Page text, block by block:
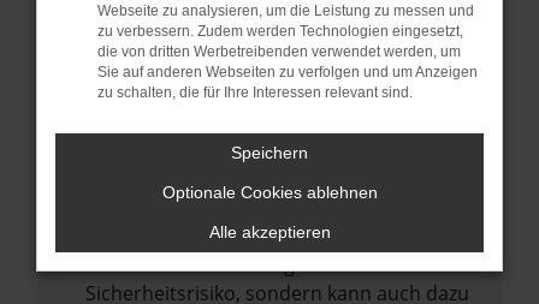
anderen Browser oder in einem privaten
Fenster?
Starte dein Gerät neu.
vorübergehende Probleme zu beheben.
Betriebssystem auf dem neuesten Stand
Veraltete Software birgt nicht nur ein
Sicherheitsrisiko, sondern kann auch dazu
Webseite zu analysieren, um die Leistung zu messen und
zu verbessern. Zudem werden Technologien eingesetzt,
die von dritten Werbetreibenden verwendet werden, um
Sie auf anderen Webseiten zu verfolgen und um Anzeigen
zu schalten, die für Ihre Interessen relevant sind.
Speichern
Optionale Cookies ablehnen
Alle akzeptieren